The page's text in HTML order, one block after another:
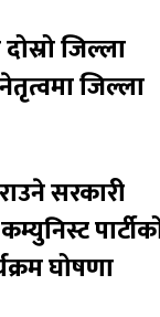
जिल्ला
जिल्ला
सरकारी
घोषणा